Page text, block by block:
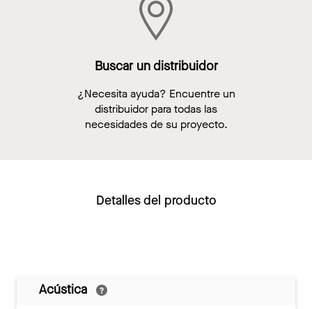
Buscar un distribuidor
¿Necesita ayuda? Encuentre un
distribuidor para todas las
necesidades de su proyecto.
Detalles del producto
Acústica